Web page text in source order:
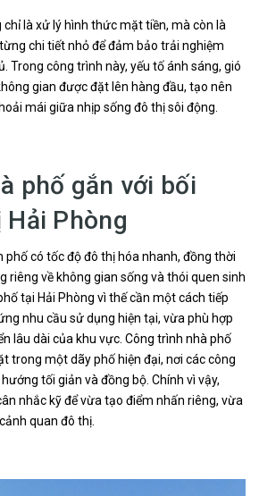
là xử lý hình thức mặt tiền, mà còn là
chi tiết nhỏ để đảm bảo trải nghiệm
Trong công trình này, yếu tố ánh sáng, gió
gian được đặt lên hàng đầu, tạo nên
mái giữa nhịp sống đô thị sôi động.
phố gắn với bối
Phòng
phố có tốc độ đô thị hóa nhanh, đồng thời
riêng về không gian sống và thói quen sinh
tại Hải Phòng vì thế cần một cách tiếp
nhu cầu sử dụng hiện tại, vừa phù hợp
lâu dài của khu vực. Công trình nhà phố
trong một dãy phố hiện đại, nơi các công
tối giản và đồng bộ. Chính vì vậy,
nhắc kỹ để vừa tạo điểm nhấn riêng, vừa
quan đô thị.